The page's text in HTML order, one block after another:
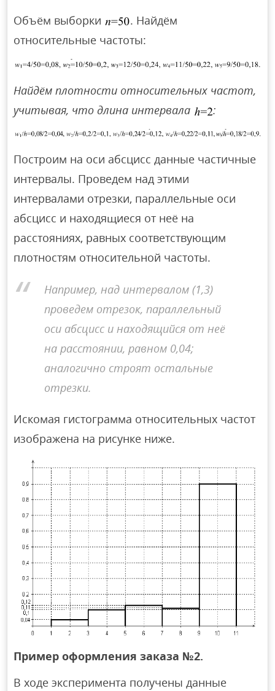
Объём выборки
. Найдём
относительные частоты:
Найдём плотности относительных частот,
учитывая, что длина интервала
:
Построим на оси абсцисс данные частичные
интервалы. Проведем над этими
интервалами отрезки, параллельные оси
абсцисс и находящиеся от неё на
расстояниях, равных соответствующим
плотностям относительной частоты.
Например, над интервалом (1,3)
проведем отрезок, параллельный
оси абсцисс и находящийся от неё
на расстоянии, равном 0,04;
аналогично строят остальные
отрезки.
Искомая гистограмма относительных частот
изображена на рисунке ниже.
Пример оформления заказа №2.
В ходе эксперимента получены данные